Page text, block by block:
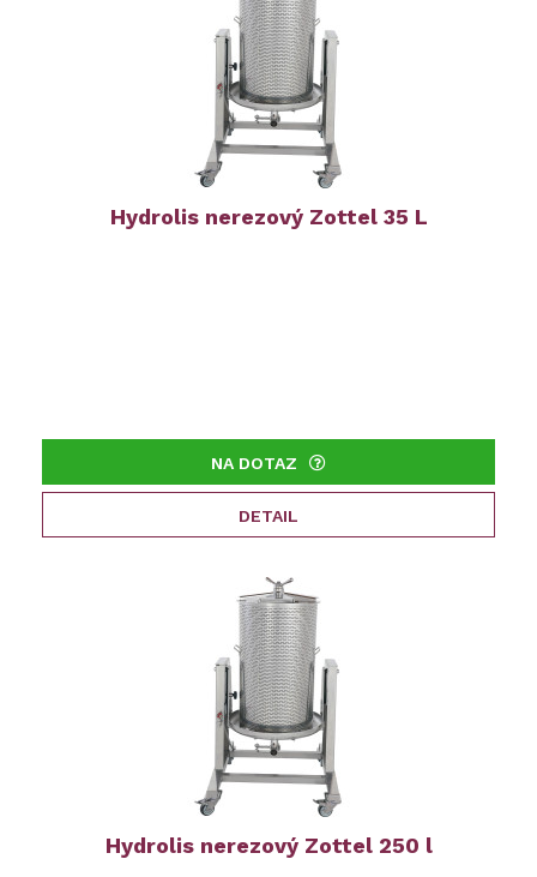
Hydrolis nerezový Zottel 35 L
NA DOTAZ
DETAIL
Hydrolis nerezový Zottel 250 l